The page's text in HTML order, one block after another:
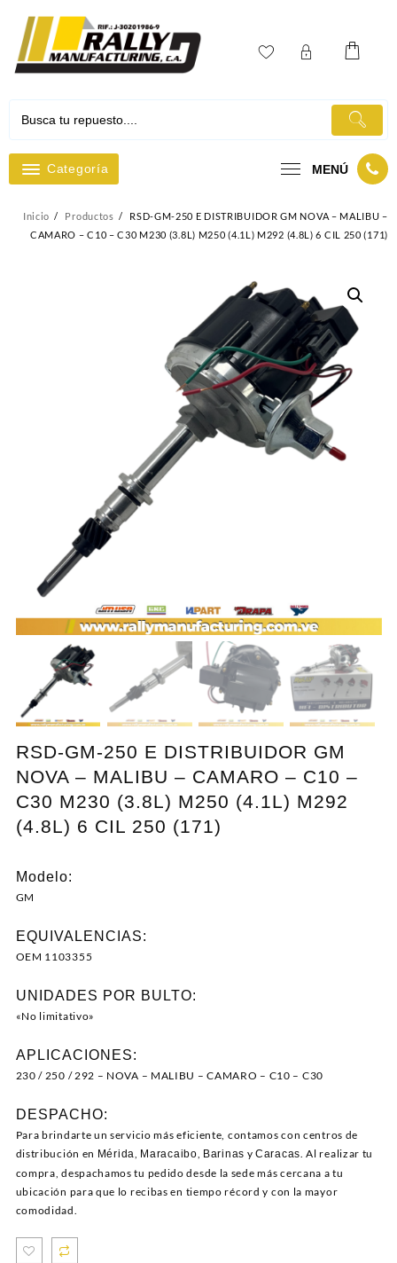
contenido
Categoría MENÚ
Inicio Productos
RSD-GM-250 E DISTRIBUIDOR GM NOVA – MALIBU –
CAMARO – C10 – C30 M230 (3.8L) M250 (4.1L) M292 (4.8L) 6 CIL 250 (171)
RSD-GM-250 E DISTRIBUIDOR GM
NOVA – MALIBU – CAMARO – C10 –
C30 M230 (3.8L) M250 (4.1L) M292
(4.8L) 6 CIL 250 (171)
Modelo:
GM
EQUIVALENCIAS:
OEM 1103355
UNIDADES POR BULTO:
«No limitativo»
APLICACIONES:
230 / 250 / 292 – NOVA – MALIBU – CAMARO – C10 – C30
DESPACHO:
Para brindarte un servicio más eficiente, contamos con centros de
distribución en Mérida, Maracaibo, Barinas yCaracas. Al realizar tu
compra, despachamos tu pedido desde la sede más cercana a tu
ubicación para que lo recibas en tiempo récord y con la mayor
comodidad.